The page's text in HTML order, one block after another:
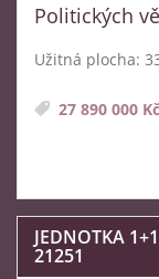
Politických
Užitná plocha:
27 890 000 Kč
JEDNOTKA
21251